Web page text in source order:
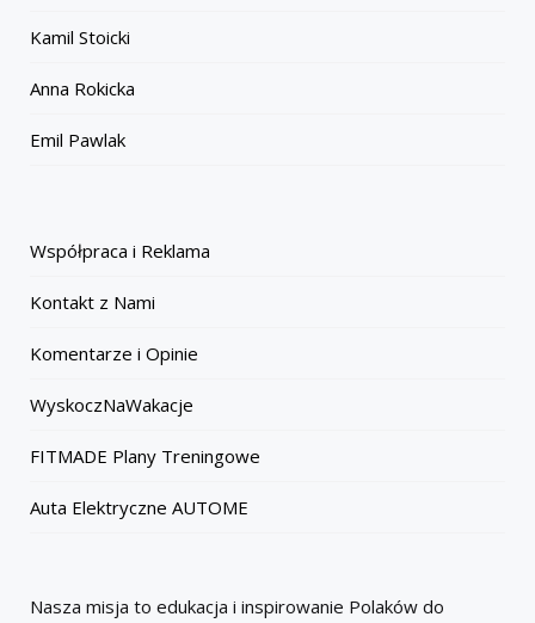
Kamil Stoicki
Anna Rokicka
Emil Pawlak
Współpraca i Reklama
Kontakt z Nami
Komentarze i Opinie
WyskoczNaWakacje
FITMADE Plany Treningowe
Auta Elektryczne AUTOME
Nasza misja to edukacja i inspirowanie Polaków do